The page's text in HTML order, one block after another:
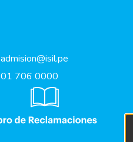
admision@isil.pe
01 706 0000